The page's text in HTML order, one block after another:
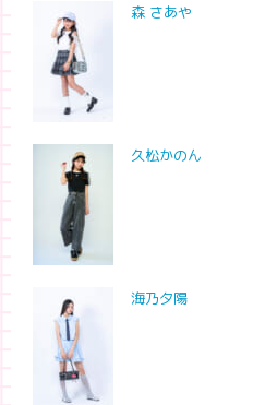
森 さあや
久松かのん
海乃夕陽